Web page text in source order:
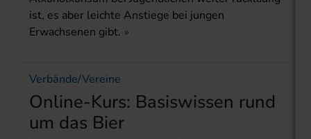
ist, es aber leichte Anstiege bei jungen
Erwachsenen gibt.
Verbände/Vereine
Online-Kurs: Basiswissen rund
um das Bier